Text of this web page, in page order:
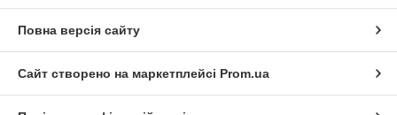
Повна версія сайту
Сайт створено на маркетплейсі Prom.ua